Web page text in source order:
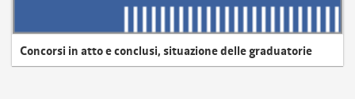
Concorsi in atto e conclusi, situazione delle graduatorie